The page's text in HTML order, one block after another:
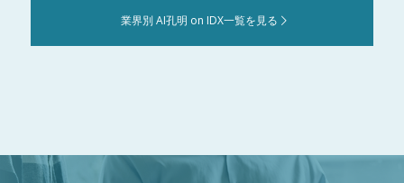
業界別 AI孔明 on IDX一覧を見る